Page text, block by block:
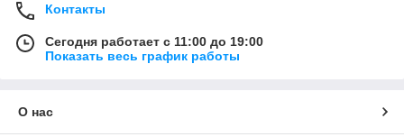
Контакты
Сегодня работает с 11:00 до 19:00
Показать весь график работы
О нас